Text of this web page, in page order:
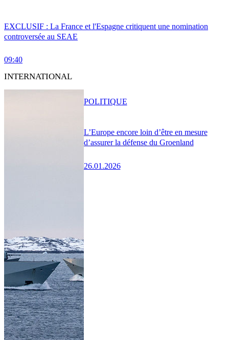
EXCLUSIF : La France et l'Espagne critiquent une nomination
controversée au SEAE
09:40
INTERNATIONAL
L’Europe encore loin d’être en mesure
d’assurer la défense du Groenland
26.01.2026
POLITIQUE